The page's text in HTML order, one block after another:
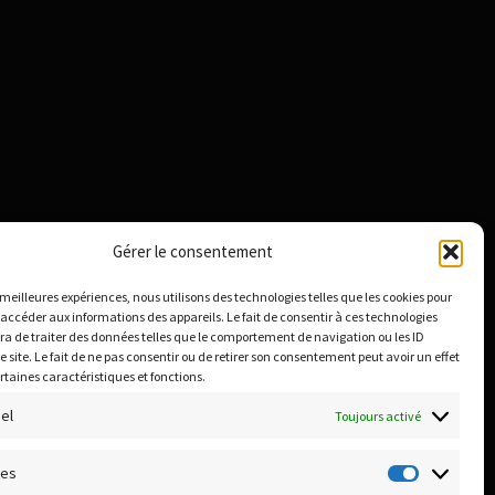
Gérer le consentement
expériences, nous utilisons des technologies telles que les cookies pour
aux informations des appareils. Le fait de consentir à ces technologies
de traiter des données telles que le comportement de navigation ou les ID
site. Le fait de ne pas consentir ou de retirer son consentement peut avoir un effet
caractéristiques et fonctions.
Toujours activé